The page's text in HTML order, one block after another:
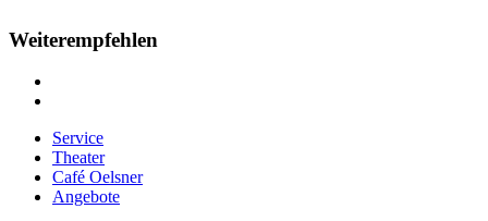
Weiterempfehlen
Service
Theater
Café Oelsner
Angebote